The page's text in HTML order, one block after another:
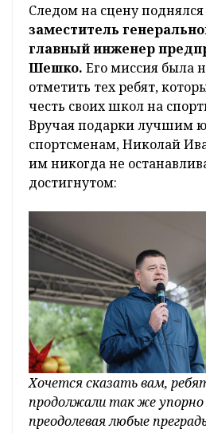
Следом на сцену поднялся
заместитель
главный инженер
Шешко. Его миссия была
отметить тех ребят,
честь своих школ на
Вручая подарки лучшим
спортсменам, Николай
им никогда не
достигнутом:
Хочется сказать вам,
продолжали так же
преодолевая любые